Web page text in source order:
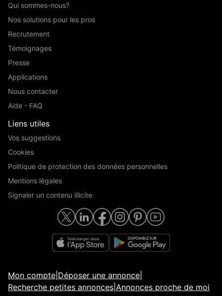
Qui sommes-nous?
Nos solutions pour les pros
Recrutement
Témoignages
Presse
Applications
Nous contacter
Aide - FAQ
Liens utiles
Vos suggestions
Cookies
Politique de protection des données personnelles
Mentions légales
Signaler un contenu illicite
Mon compte Déposer une annonce
Recherche petites annonces Annonces proche de moi